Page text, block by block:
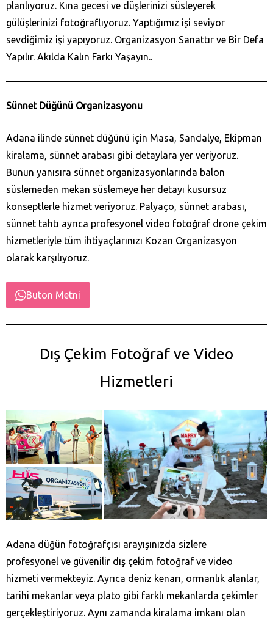
planlıyoruz. Kına gecesi ve düşlerinizi süsleyerek
gülüşlerinizi fotoğraflıyoruz. Yaptığımız işi seviyor
sevdiğimiz işi yapıyoruz. Organizasyon Sanattır ve Bir Defa
Yapılır. Akılda Kalın Farkı Yaşayın..
Sünnet Düğünü Organizasyonu
Adana ilinde sünnet düğünü için Masa, Sandalye, Ekipman
kiralama, sünnet arabası gibi detaylara yer veriyoruz.
Bunun yanısıra sünnet organizasyonlarında balon
süslemeden mekan süslemeye her detayı kusursuz
konseptlerle hizmet veriyoruz. Palyaço, sünnet arabası,
sünnet tahtı ayrıca profesyonel video fotoğraf drone çekim
hizmetleriyle tüm ihtiyaçlarınızı Kozan‎ Organizasyon
olarak karşılıyoruz.
Buton Metni
Dış Çekim Fotoğraf ve Video
Hizmetleri
Adana düğün fotoğrafçısı arayışınızda sizlere
profesyonel ve güvenilir dış çekim fotoğraf ve video
hizmeti vermekteyiz. Ayrıca deniz kenarı, ormanlık alanlar,
tarihi mekanlar veya plato gibi farklı mekanlarda çekimler
gerçekleştiriyoruz. Aynı zamanda kiralama imkanı olan